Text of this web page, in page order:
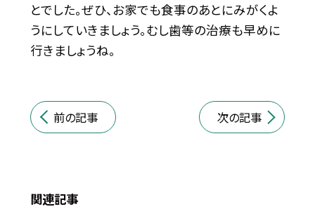
とでした。ぜひ、お家でも食事のあとにみがくよ
うにしていきましょう。むし歯等の治療も早めに
行きましょうね。
前の記事 次の記事
関連記事